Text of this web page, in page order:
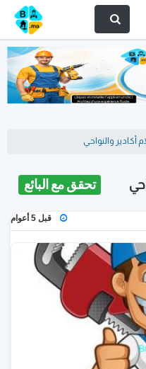
أكادير والنواحي
تحقق مع البائع
قبل 5 أعوام